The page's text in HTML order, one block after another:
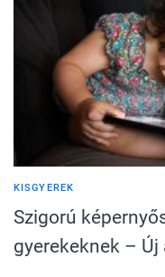
KISGYEREK
Szigorú
gyerekeknek –